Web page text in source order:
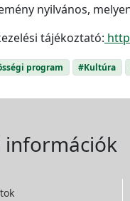
nyilvános,
tájékoztató:
program #Kultúra
információk